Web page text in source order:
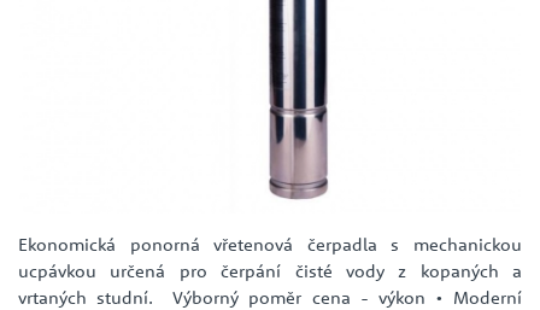
Ekonomická ponorná vřetenová čerpadla s mechanickou
ucpávkou určená pro čerpání čisté vody z kopaných a
vrtaných studní. Výborný poměr cena - výkon • Moderní